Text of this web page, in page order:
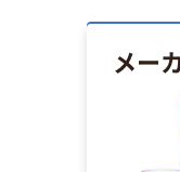
メー